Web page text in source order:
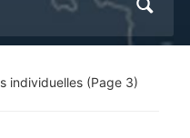
individuelles(Page 3)